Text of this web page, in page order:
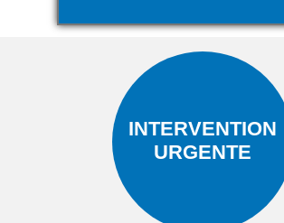
INTERVENTION
URGENTE